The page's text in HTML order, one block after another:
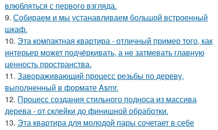
влюбляться с первого взгляда.
9. Собираем и мы устанавливаем большой встроенный
шкаф.
10. Эта компактная квартира - отличный пример того, как
интерьер может подчёркивать, а не затмевать главную
ценность пространства.
11. Завораживающий процесс резьбы по дереву,
выполненный в формате Asmr.
12. Процесс создания стильного подноса из массива
дерева - от склейки до финишной обработки.
13. Эта квартира для молодой пары сочетает в себе